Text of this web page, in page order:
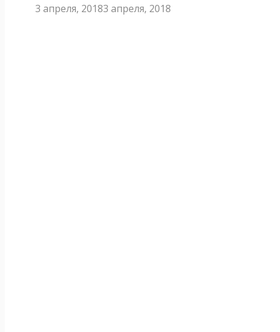
3 апреля, 20183 апреля, 2018